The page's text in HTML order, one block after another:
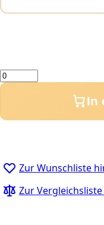
Menge
In
Zur Wunschliste
Zur